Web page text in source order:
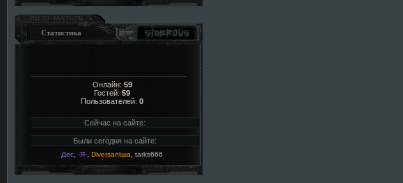
Статистика
Онлайн: 59
Гостей: 59
Пользователей: 0
Сейчас на сайте:
Были сегодня на сайте:
Дес -Я- Diversantша tarks666